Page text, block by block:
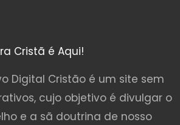
Cristã é Aqui!
Digital Cristão é um site sem
cujo objetivo é divulgar o
e a sã doutrina de nosso